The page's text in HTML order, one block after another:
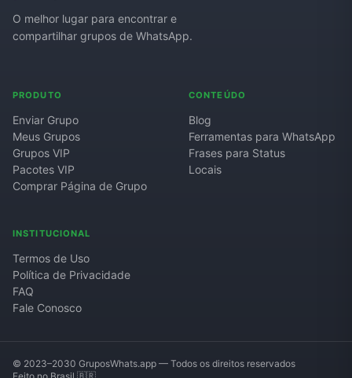
O melhor lugar para encontrar e
compartilhar grupos de WhatsApp.
PRODUTO
Enviar Grupo
Meus Grupos
Grupos VIP
Pacotes VIP
Comprar Página de Grupo
CONTEÚDO
Blog
Ferramentas para WhatsApp
Frases para Status
Locais
INSTITUCIONAL
Termos de Uso
Política de Privacidade
FAQ
Fale Conosco
© 2023–2030 GruposWhats.app — Todos os direitos reservados